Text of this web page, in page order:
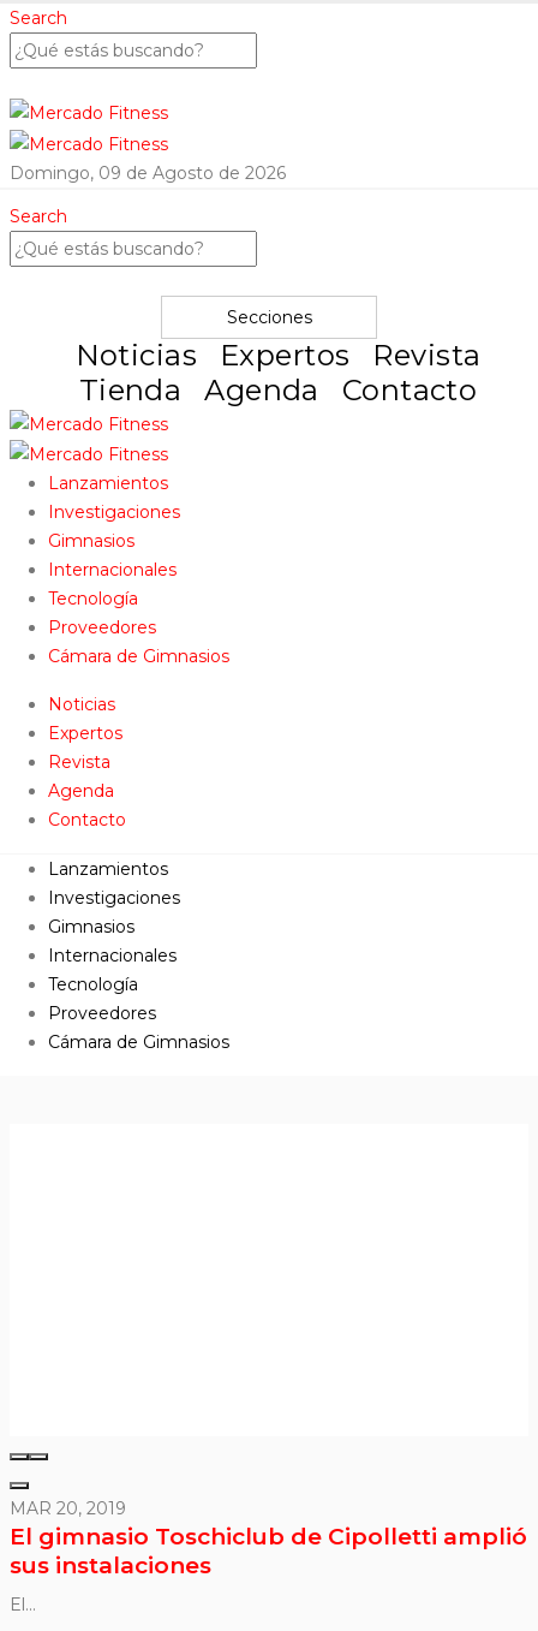
Search
Domingo, 09 de Agosto de 2026
Search
Secciones
Noticias Expertos
Revista
Tienda
Agenda Contacto
Lanzamientos
Investigaciones
Gimnasios
Internacionales
Tecnología
Proveedores
Cámara de Gimnasios
Noticias
Expertos
Revista
Agenda
Contacto
Lanzamientos
Investigaciones
Gimnasios
Internacionales
Tecnología
Proveedores
Cámara de Gimnasios
MAR 20, 2019
El gimnasio Toschiclub de Cipolletti amplió
sus instalaciones
El...